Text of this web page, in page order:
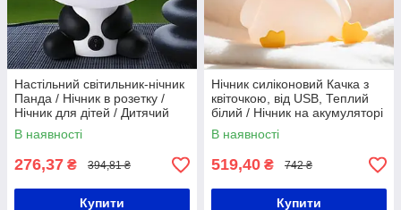
Настільний світильник-нічник
Панда / Нічник в розетку /
Нічник для дітей / Дитячий
нічник
В наявності
276,37 ₴ 394,81 ₴
Купити
Нічник силіконовий Качка з
квіточкою, від USB, Теплий
білий / Нічник на акумуляторі
/ Силіконовий світильник
В наявності
519,40 ₴ 742 ₴
Купити